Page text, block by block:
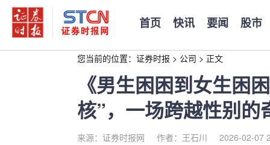
首页 快讯 要闻 股市
您当前的位置： 证券时报 > 公司 > 正文
《男生困困到女生困
核”，一场跨越性别的
来源：证券时报网 作者：王石川 2026-02-07